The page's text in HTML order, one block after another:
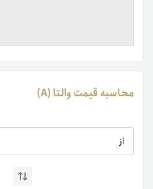
محاسبه قیمت والتا (A)
از